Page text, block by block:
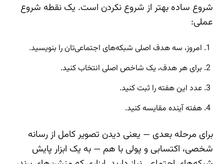
شروع ساده بهتر از شروع نکردن است. یک نقطه شروع
عملی:
امروز، سه هدف اصلی شبکه‌های اجتماعی‌تان را بنویسید.
برای هر هدف، یک شاخص اصلی انتخاب کنید.
عدد این هفته را ثبت کنید.
هفته آینده مقایسه کنید.
برای مرحله بعدی — یعنی دیدن تصویر کامل از رسانه
شخصی، اکتسابی و پولی با هم — به یک ابزار پایش